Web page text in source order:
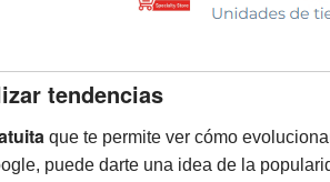
tendencias
que te permite ver cómo
puede darte una idea de la